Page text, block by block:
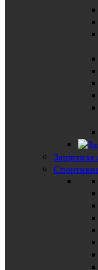
Защитная